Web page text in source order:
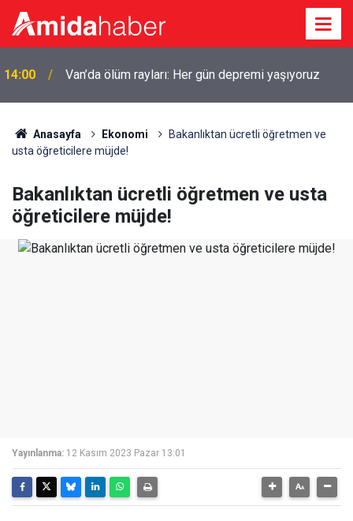
14:00 Van’da ölüm rayları: Her gün depremi yaşıyoruz
Anasayfa Ekonomi
Bakanlıktan ücretli öğretmen ve
usta öğreticilere müjde!
Bakanlıktan ücretli öğretmen ve usta
öğreticilere müjde!
Yayınlanma: 12 Kasım 2023 Pazar 13:01